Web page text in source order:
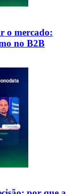
o mercado:
no B2B